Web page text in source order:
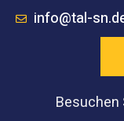
info@tal-